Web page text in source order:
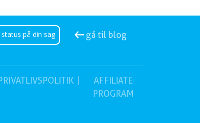
status på din sag gå til blog
PRIVATLIVSPOLITIK
AFFILIATE
PROGRAM